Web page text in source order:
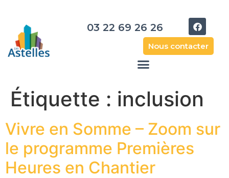
03 22 69 26 26
Nous contacter
Étiquette : inclusion
Vivre en Somme – Zoom sur
le programme Premières
Heures en Chantier